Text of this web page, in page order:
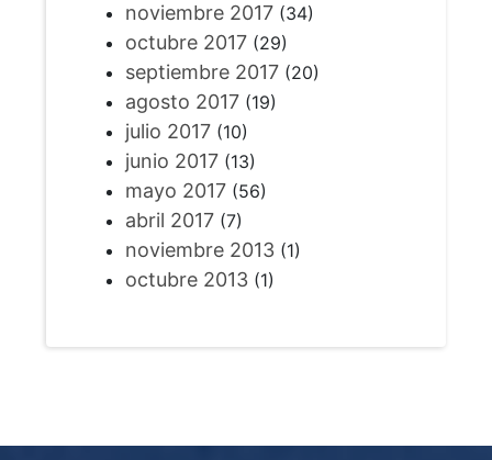
noviembre 2017(34)
octubre 2017(29)
septiembre 2017(20)
agosto 2017(19)
julio 2017(10)
junio 2017(13)
mayo 2017(56)
abril 2017(7)
noviembre 2013(1)
octubre 2013(1)